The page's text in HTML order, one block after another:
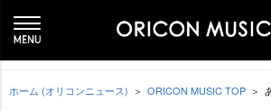
ホーム (オリコンニュース) ORICON MUSIC TOP